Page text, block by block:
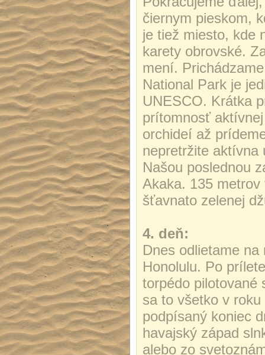
čiernym pieskom,
je tiež miesto, kde
karety obrovské.
mení.
National Park je
UNESCO. Krátka
prítomnosť
orchideí až
nepretržite aktívna
Našou poslednou
Akaka. 135
šťavnato zelenej
4. deň:
Dnes odlietame
Honolulu. Po
torpédo pilotované
sa to všetko v
podpísaný koniec
havajský západ
alebo zo